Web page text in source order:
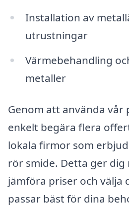
Installation av
utrustningar
Värmebehandling
metaller
Genom att använda vår
enkelt begära flera
lokala firmor som
rör smide. Detta ger
jämföra priser och välja
passar bäst för dina